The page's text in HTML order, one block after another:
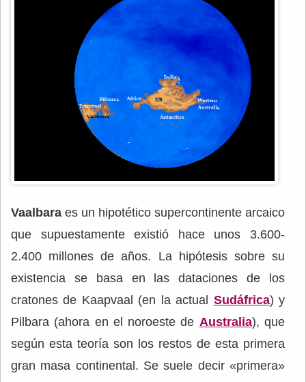
Vaalbara es un hipotético supercontinente arcaico
que supuestamente existió hace unos 3.600-
2.400 millones de años. La hipótesis sobre su
existencia se basa en las dataciones de los
cratones de Kaapvaal (en la actual Sudáfrica) y
Pilbara (ahora en el noroeste de Australia), que
según esta teoría son los restos de esta primera
gran masa continental. Se suele decir «primera»